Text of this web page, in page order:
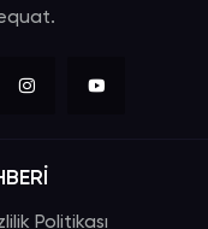
Politikası